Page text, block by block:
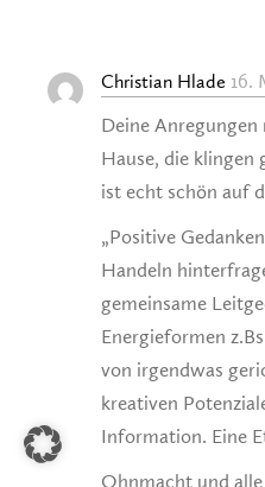
Christian Hlade 16.
Deine
Hause, die klingen
ist echt schön auf
„Positive
Handeln
gemeinsame
Energieformen
von irgendwas
kreativen
Information. Eine
Ohnmacht und